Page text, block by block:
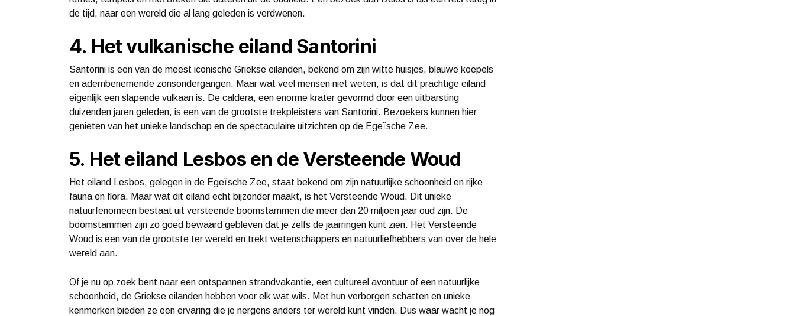
de tijd, naar een wereld die al lang geleden is verdwenen.
4. Het vulkanische eiland Santorini
Santorini is een van de meest iconische Griekse eilanden, bekend om zijn witte huisjes, blauwe koepels
en adembenemende zonsondergangen. Maar wat veel mensen niet weten, is dat dit prachtige eiland
eigenlijk een slapende vulkaan is. De caldera, een enorme krater gevormd door een uitbarsting
duizenden jaren geleden, is een van de grootste trekpleisters van Santorini. Bezoekers kunnen hier
genieten van het unieke landschap en de spectaculaire uitzichten op de Egeïsche Zee.
5. Het eiland Lesbos en de Versteende Woud
Het eiland Lesbos, gelegen in de Egeïsche Zee, staat bekend om zijn natuurlijke schoonheid en rijke
fauna en flora. Maar wat dit eiland echt bijzonder maakt, is het Versteende Woud. Dit unieke
natuurfenomeen bestaat uit versteende boomstammen die meer dan 20 miljoen jaar oud zijn. De
boomstammen zijn zo goed bewaard gebleven dat je zelfs de jaarringen kunt zien. Het Versteende
Woud is een van de grootste ter wereld en trekt wetenschappers en natuurliefhebbers van over de hele
wereld aan.
Of je nu op zoek bent naar een ontspannen strandvakantie, een cultureel avontuur of een natuurlijke
schoonheid, de Griekse eilanden hebben voor elk wat wils. Met hun verborgen schatten en unieke
kenmerken bieden ze een ervaring die je nergens anders ter wereld kunt vinden. Dus waar wacht je nog